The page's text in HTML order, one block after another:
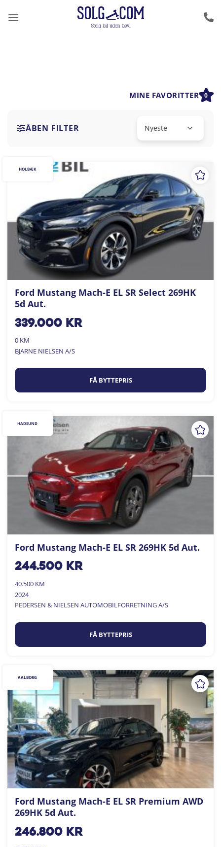
MINE FAVORITTER 0
ÅBEN FILTER
Ford Mustang Mach-E EL SR Select 269HK
5d Aut.
339.000kr
0 KM
BJARNE NIELSEN A/S
FÅ BYTTEPRIS
HOLBÆK
Ford Mustang Mach-E EL SR 269HK 5d Aut.
244.500kr
40.500 KM
2024
PEDERSEN & NIELSEN AUTOMOBILFORRETNING A/S
FÅ BYTTEPRIS
HADSUND
Ford Mustang Mach-E EL SR Premium AWD
269HK 5d Aut.
246.800kr
AALBORG